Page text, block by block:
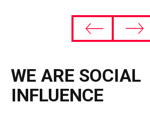
WE ARE SOCIAL
INFLUENCE